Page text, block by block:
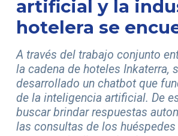
artificial y la
hotelera se
A través del trabajo conjunto
la cadena de hoteles Inkaterra,
desarrollado un chatbot que
de la inteligencia artificial. De
buscar brindar respuestas
las consultas de los huéspedes